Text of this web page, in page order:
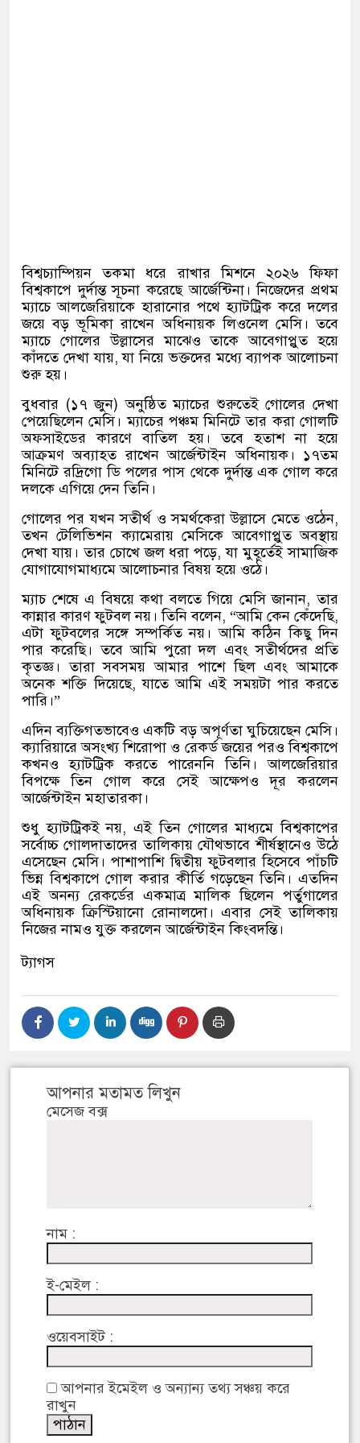
বিশ্বচ্যাম্পিয়ন তকমা ধরে রাখার মিশনে ২০২৬ ফিফা
বিশ্বকাপে দুর্দান্ত সূচনা করেছে আর্জেন্টিনা। নিজেদের প্রথম
ম্যাচে আলজেরিয়াকে হারানোর পথে হ্যাটট্রিক করে দলের
জয়ে বড় ভূমিকা রাখেন অধিনায়ক লিওনেল মেসি। তবে
ম্যাচে গোলের উল্লাসের মাঝেও তাকে আবেগাপ্লুত হয়ে
কাঁদতে দেখা যায়, যা নিয়ে ভক্তদের মধ্যে ব্যাপক আলোচনা
শুরু হয়।
বুধবার (১৭ জুন) অনুষ্ঠিত ম্যাচের শুরুতেই গোলের দেখা
পেয়েছিলেন মেসি। ম্যাচের পঞ্চম মিনিটে তার করা গোলটি
অফসাইডের কারণে বাতিল হয়। তবে হতাশ না হয়ে
আক্রমণ অব্যাহত রাখেন আর্জেন্টাইন অধিনায়ক। ১৭তম
মিনিটে রদ্রিগো ডি পলের পাস থেকে দুর্দান্ত এক গোল করে
দলকে এগিয়ে দেন তিনি।
গোলের পর যখন সতীর্থ ও সমর্থকেরা উল্লাসে মেতে ওঠেন,
তখন টেলিভিশন ক্যামেরায় মেসিকে আবেগাপ্লুত অবস্থায়
দেখা যায়। তার চোখে জল ধরা পড়ে, যা মুহূর্তেই সামাজিক
যোগাযোগমাধ্যমে আলোচনার বিষয় হয়ে ওঠে।
ম্যাচ শেষে এ বিষয়ে কথা বলতে গিয়ে মেসি জানান, তার
কান্নার কারণ ফুটবল নয়। তিনি বলেন, “আমি কেন কেঁদেছি,
এটা ফুটবলের সঙ্গে সম্পর্কিত নয়। আমি কঠিন কিছু দিন
পার করেছি। তবে আমি পুরো দল এবং সতীর্থদের প্রতি
কৃতজ্ঞ। তারা সবসময় আমার পাশে ছিল এবং আমাকে
অনেক শক্তি দিয়েছে, যাতে আমি এই সময়টা পার করতে
পারি।”
এদিন ব্যক্তিগতভাবেও একটি বড় অপূর্ণতা ঘুচিয়েছেন মেসি।
ক্যারিয়ারে অসংখ্য শিরোপা ও রেকর্ড জয়ের পরও বিশ্বকাপে
কখনও হ্যাটট্রিক করতে পারেননি তিনি। আলজেরিয়ার
বিপক্ষে তিন গোল করে সেই আক্ষেপও দূর করলেন
আর্জেন্টাইন মহাতারকা।
শুধু হ্যাটট্রিকই নয়, এই তিন গোলের মাধ্যমে বিশ্বকাপের
সর্বোচ্চ গোলদাতাদের তালিকায় যৌথভাবে শীর্ষস্থানেও উঠে
এসেছেন মেসি। পাশাপাশি দ্বিতীয় ফুটবলার হিসেবে পাঁচটি
ভিন্ন বিশ্বকাপে গোল করার কীর্তি গড়েছেন তিনি। এতদিন
এই অনন্য রেকর্ডের একমাত্র মালিক ছিলেন পর্তুগালের
অধিনায়ক ক্রিস্টিয়ানো রোনালদো। এবার সেই তালিকায়
নিজের নামও যুক্ত করলেন আর্জেন্টাইন কিংবদন্তি।
ট্যাগস
আপনার মতামত লিখুন
মেসেজ বক্স
নাম :
ই-মেইল :
ওয়েবসাইট :
আপনার ইমেইল ও অন্যান্য তথ্য সঞ্চয় করে
রাখুন